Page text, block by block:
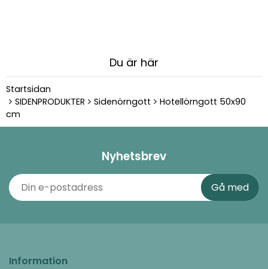
Du är här
Startsidan
SIDENPRODUKTER
Sidenörngott
Hotellörngott 50x90
cm
Nyhetsbrev
Information